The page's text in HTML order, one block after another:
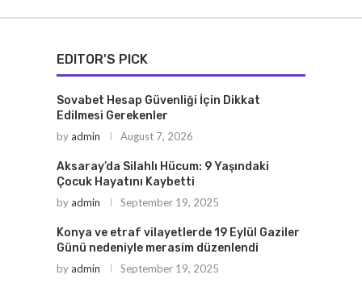
EDITOR'S PICK
Sovabet Hesap Güvenliği İçin Dikkat
Edilmesi Gerekenler
byadmin August 7, 2026
Aksaray’da Silahlı Hücum: 9 Yaşındaki
Çocuk Hayatını Kaybetti
byadmin September 19, 2025
Konya ve etraf vilayetlerde 19 Eylül Gaziler
Günü nedeniyle merasim düzenlendi
byadmin September 19, 2025